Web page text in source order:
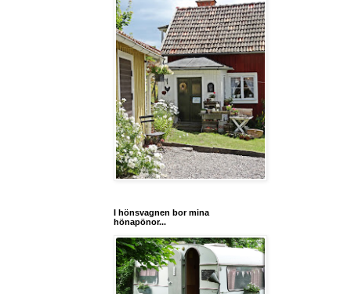
I hönsvagnen bor mina
hönapönor...